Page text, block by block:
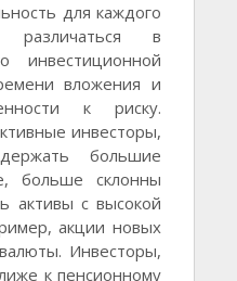
для каждого
различаться в
инвестиционной
вложения и
к риску.
инвесторы,
большие
больше склонны
активы с высокой
акции новых
Инвесторы,
к пенсионному